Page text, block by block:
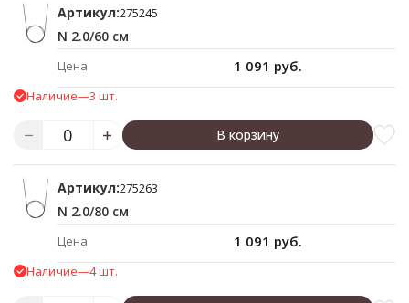
Артикул:275245
N 2.0/60 см
Цена 1 091 руб.
Наличие—3 шт.
В корзину
Артикул:275263
N 2.0/80 см
Цена 1 091 руб.
Наличие—4 шт.